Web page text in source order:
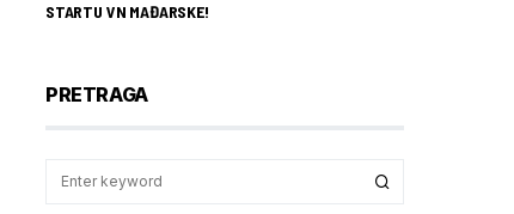
STARTU VN MAĐARSKE!
PRETRAGA